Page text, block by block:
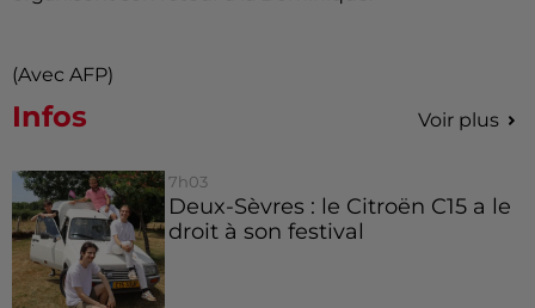
(Avec AFP)
Infos Voir plus
7h03
Deux-Sèvres : le Citroën C15 a le
droit à son festival